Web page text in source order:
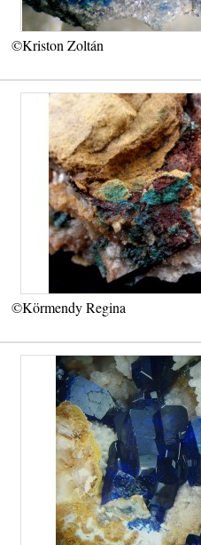
©Kriston Zoltán
©Körmendy Regina